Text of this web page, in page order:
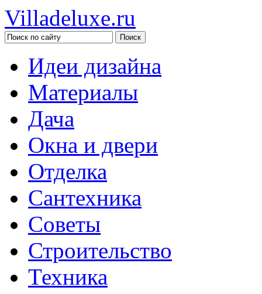
Villadeluxe.ru
Идеи дизайна
Материалы
Дача
Окна и двери
Отделка
Сантехника
Советы
Строительство
Техника